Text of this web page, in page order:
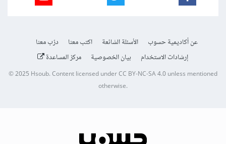
عن أكاديمية حسوب الأسئلة الشائعة اكتب معنا
درّب معنا
إرشادات الاستخدام
بيان الخصوصية مركز المساعدة
© 2025Hsoub.Content licensed underCC BY-NC-SA 4.0unless mentioned
otherwise.